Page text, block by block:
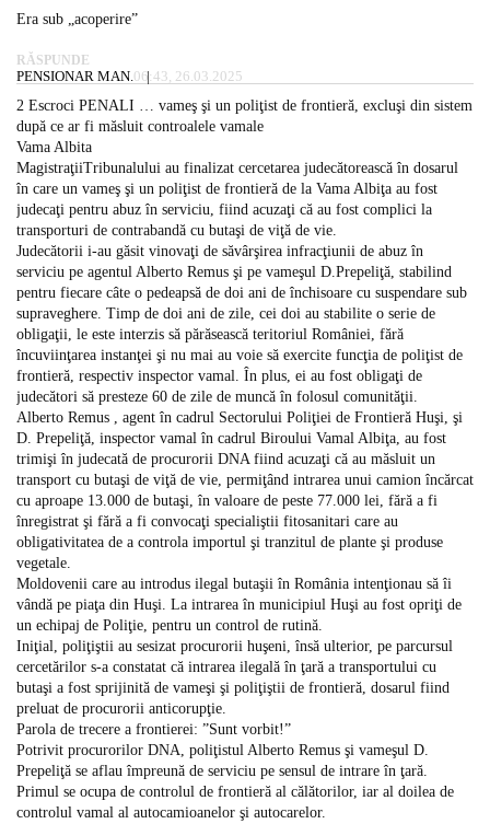
Era sub „acoperire”
RĂSPUNDE
PENSIONAR MAN.06:43, 26.03.2025
2 Escroci PENALI … vameş şi un poliţist de frontieră, excluşi din sistem
după ce ar fi măsluit controalele vamale
Vama Albita
MagistraţiiTribunalului au finalizat cercetarea judecătorească în dosarul
în care un vameş şi un poliţist de frontieră de la Vama Albiţa au fost
judecaţi pentru abuz în serviciu, fiind acuzaţi că au fost complici la
transporturi de contrabandă cu butaşi de viţă de vie.
Judecătorii i-au găsit vinovaţi de săvârşirea infracţiunii de abuz în
serviciu pe agentul Alberto Remus şi pe vameşul D.Prepeliţă, stabilind
pentru fiecare câte o pedeapsă de doi ani de închisoare cu suspendare sub
supraveghere. Timp de doi ani de zile, cei doi au stabilite o serie de
obligaţii, le este interzis să părăsească teritoriul României, fără
încuviinţarea instanţei şi nu mai au voie să exercite funcţia de poliţist de
frontieră, respectiv inspector vamal. În plus, ei au fost obligaţi de
judecători să presteze 60 de zile de muncă în folosul comunităţii.
Alberto Remus , agent în cadrul Sectorului Poliţiei de Frontieră Huşi, şi
D. Prepeliţă, inspector vamal în cadrul Biroului Vamal Albiţa, au fost
trimişi în judecată de procurorii DNA fiind acuzaţi că au măsluit un
transport cu butaşi de viţă de vie, permiţând intrarea unui camion încărcat
cu aproape 13.000 de butaşi, în valoare de peste 77.000 lei, fără a fi
înregistrat şi fără a fi convocaţi specialiştii fitosanitari care au
obligativitatea de a controla importul şi tranzitul de plante şi produse
vegetale.
Moldovenii care au introdus ilegal butaşii în România intenţionau să îi
vândă pe piaţa din Huşi. La intrarea în municipiul Huşi au fost opriţi de
un echipaj de Poliţie, pentru un control de rutină.
Iniţial, poliţiştii au sesizat procurorii huşeni, însă ulterior, pe parcursul
cercetărilor s-a constatat că intrarea ilegală în ţară a transportului cu
butaşi a fost sprijinită de vameşi şi poliţiştii de frontieră, dosarul fiind
preluat de procurorii anticorupţie.
Parola de trecere a frontierei: ”Sunt vorbit!”
Potrivit procurorilor DNA, poliţistul Alberto Remus şi vameşul D.
Prepeliţă se aflau împreună de serviciu pe sensul de intrare în ţară.
Primul se ocupa de controlul de frontieră al călătorilor, iar al doilea de
controlul vamal al autocamioanelor şi autocarelor.